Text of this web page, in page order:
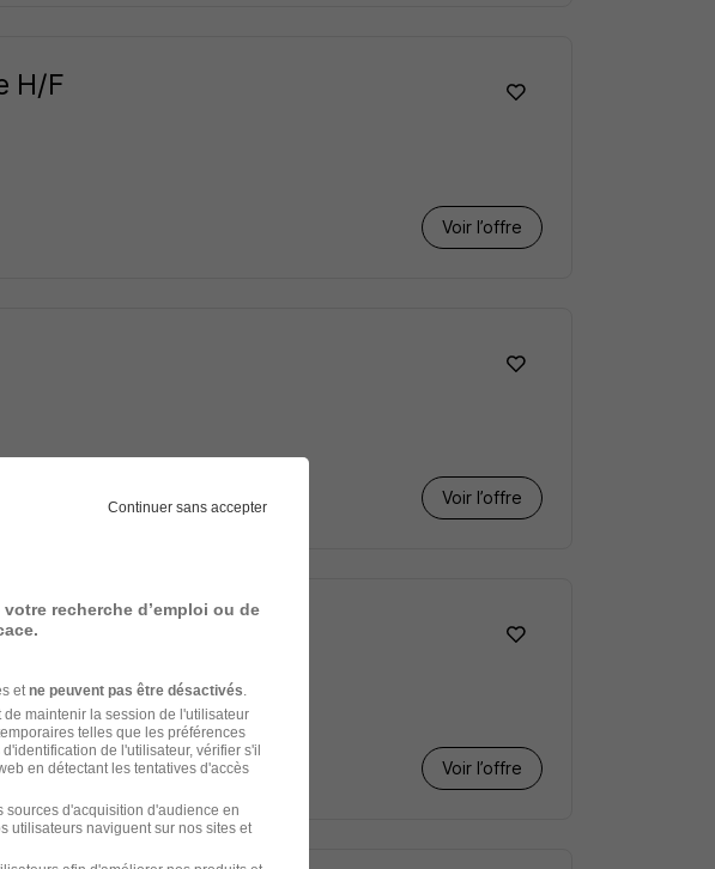
H/F
Voir l’offre
Voir l’offre
€ / heure + 1
Voir l’offre
Continuer sans accepter
recherche d’emploi ou de
et ne peuvent pas être désactivés
maintenir la session de l'utilisateur
telles que les préférences
de l'utilisateur, vérifier s'il
en détectant les tentatives d'accès
sources d'acquisition d'audience en
utilisateurs naviguent sur nos sites et